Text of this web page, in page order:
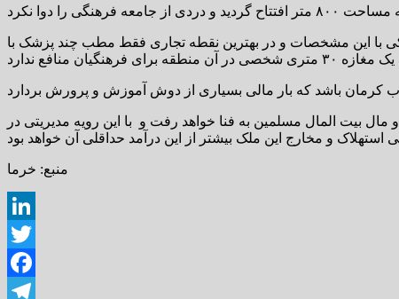
با این مشخصات و در بهترین نقطه تجاری فقط مطب چند پزشک با
بیت المال مسلمین به فنا خواهد رفت و با این رویه مدیریتی در
منبع: خرما
LinkedIn
Twitter
Facebook